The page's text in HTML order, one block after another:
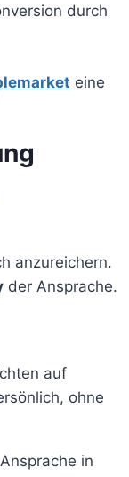
durch
eine
anzureichern.
der Ansprache.
auf
ohne
in